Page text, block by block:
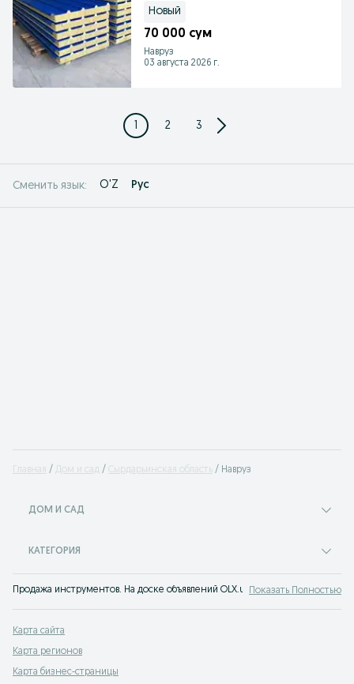
Новый
70 000 сум
Навруз
03 августа 2026 г.
1 2 3
Сменить язык: O'Z Рус
Главная Дом и сад Сырдарьинская область Навруз
ДОМ И САД
КАТЕГОРИЯ
Продажа инструментов. На доске объявлений OLX.uz Навруз можно
Показать Полностью
Карта сайта
Карта регионов
Карта бизнес-страницы